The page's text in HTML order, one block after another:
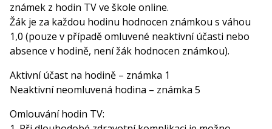
známek z hodin TV ve škole online.
Žák je za každou hodinu hodnocen známkou s váhou
1,0 (pouze v případě omluvené neaktivní účasti nebo
absence v hodině, není žák hodnocen známkou).
Aktivní účast na hodině – známka 1
Neaktivní neomluvená hodina – známka 5
Omlouvání hodin TV: